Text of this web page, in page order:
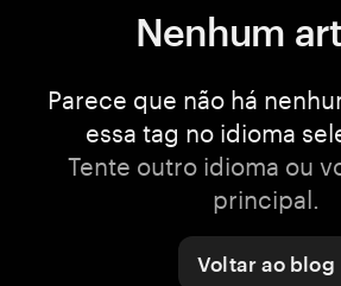
Nenhum
Parece que não há
essa tag no idioma
Tente outro idioma ou
principal.
Voltar ao blog